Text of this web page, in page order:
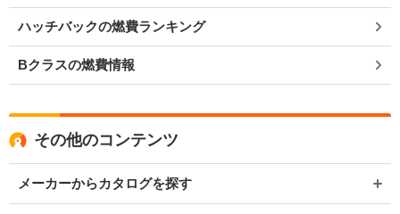
ハッチバックの燃費ランキング
Bクラスの燃費情報
その他のコンテンツ
メーカーからカタログを探す